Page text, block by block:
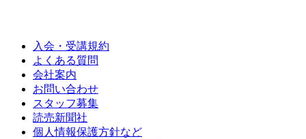
入会・受講規約
よくある質問
会社案内
お問い合わせ
スタッフ募集
読売新聞社
個人情報保護方針など